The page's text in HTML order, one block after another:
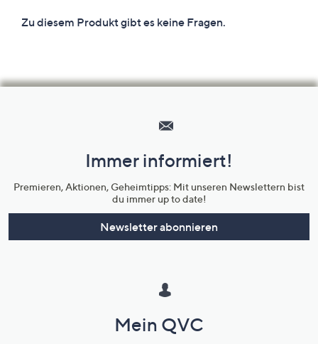
Unternehmensinformationen
Immer informiert!
Premieren, Aktionen, Geheimtipps: Mit unseren Newslettern bist
du immer up to date!
Newsletter abonnieren
Mein QVC